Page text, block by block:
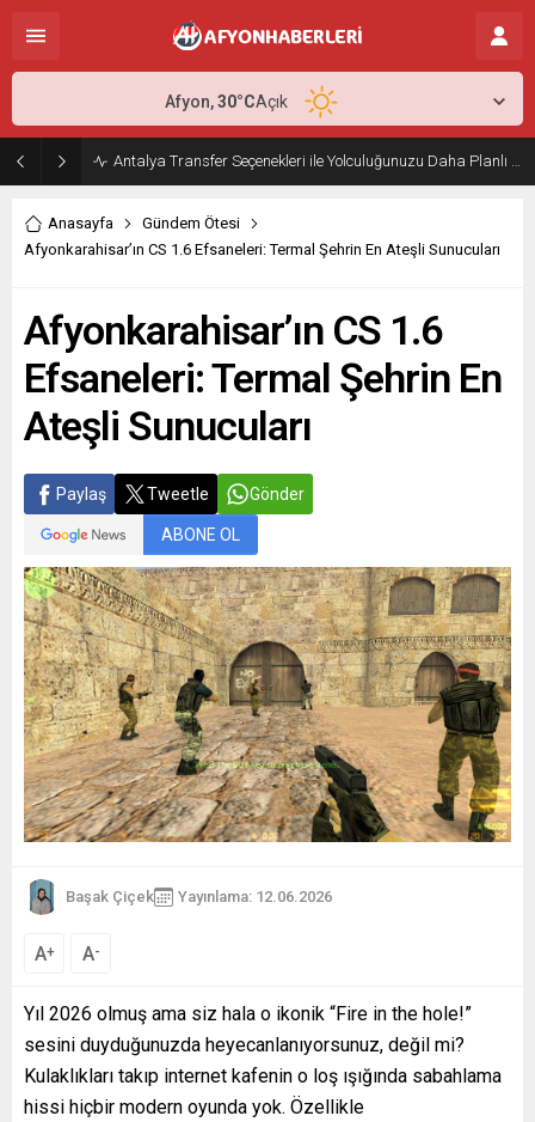
Antalya Transfer Seçenekleri ile Yolculuğunuzu Daha Planlı Hale Getirin
Afyon,30°CAçık
Anasayfa
Gündem Ötesi
Afyonkarahisar’ın CS 1.6 Efsaneleri: Termal Şehrin En Ateşli Sunucuları
Afyonkarahisar’ın CS 1.6
Efsaneleri: Termal Şehrin En
Ateşli Sunucuları
Paylaş Tweetle Gönder
ABONE OL
Başak Çiçek Yayınlama: 12.06.2026
A+ A-
Yıl 2026 olmuş ama siz hala o ikonik “Fire in the hole!”
sesini duyduğunuzda heyecanlanıyorsunuz, değil mi?
Kulaklıkları takıp internet kafenin o loş ışığında sabahlama
hissi hiçbir modern oyunda yok. Özellikle